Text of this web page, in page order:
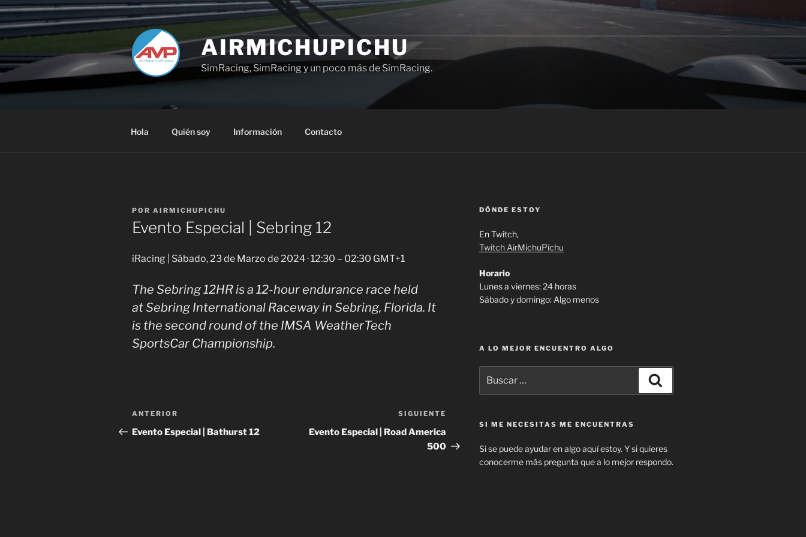
Saltar
al
contenido
AIRMICHUPICHU
SimRacing, SimRacing y un poco más de SimRacing.
Hola Quién soy Información Contacto
PUBLICADO
EL
POR AIRMICHUPICHU
Evento Especial | Sebring 12
iRacing | Sábado, 23 de Marzo de 2024 · 12:30 – 02:30 GMT+1
The Sebring 12HR is a 12-hour endurance race held
at Sebring International Raceway in Sebring, Florida. It
is the second round of the IMSA WeatherTech
SportsCar Championship.
Navegación
de
Entrada
anterior:
ANTERIOR
Evento Especial | Bathurst 12
entrada
SIGUIENTE
Evento Especial | Road America
500
DÓNDE ESTOY
En Twitch,
Twitch AirMichuPichu
Horario
Lunes a viernes: 24 horas
Sábado y domingo: Algo menos
A LO MEJOR ENCUENTRO ALGO
por:
SI ME NECESITAS ME ENCUENTRAS
Si se puede ayudar en algo aquí estoy. Y si quieres
conocerme más pregunta que a lo mejor respondo.